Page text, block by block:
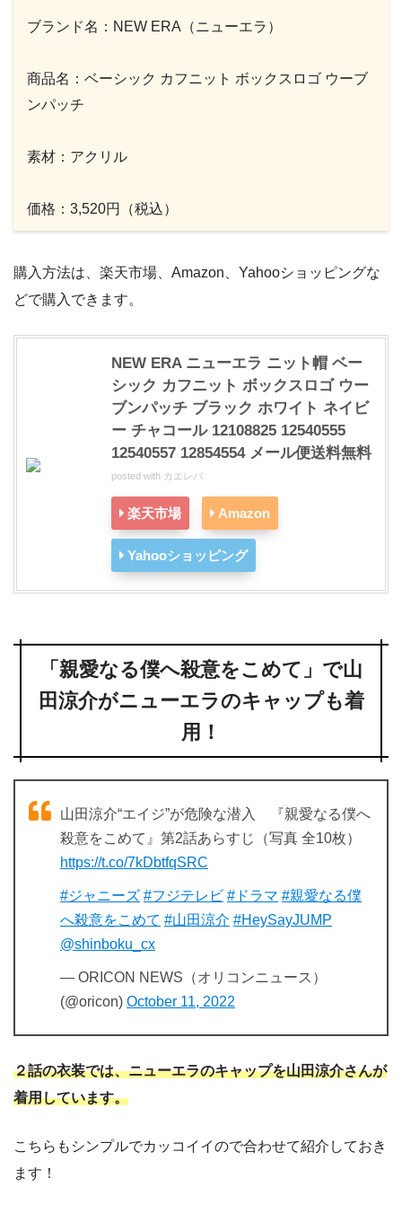
ブランド名：NEW ERA（ニューエラ）
商品名：ベーシック カフニット ボックスロゴ ウーブ
ンパッチ
素材：アクリル
価格：3,520円（税込）
購入方法は、楽天市場、Amazon、Yahooショッピングな
どで購入できます。
NEW ERA ニューエラ ニット帽 ベー
シック カフニット ボックスロゴ ウー
ブンパッチ ブラック ホワイト ネイビ
ー チャコール 12108825 12540555
12540557 12854554 メール便送料無料
posted with カエレバ
楽天市場 Amazon
Yahooショッピング
「親愛なる僕へ殺意をこめて」で山
田涼介がニューエラのキャップも着
用！
山田涼介“エイジ”が危険な潜入 『親愛なる僕へ
殺意をこめて』第2話あらすじ（写真 全10枚）
https://t.co/7kDbtfqSRC
#ジャニーズ #フジテレビ #ドラマ #親愛なる僕
へ殺意をこめて #山田涼介 #HeySayJUMP
@shinboku_cx
— ORICON NEWS（オリコンニュース）
(@oricon) October 11, 2022
２話の衣装では、ニューエラのキャップを山田涼介さんが
着用しています。
こちらもシンプルでカッコイイので合わせて紹介しておき
ます！